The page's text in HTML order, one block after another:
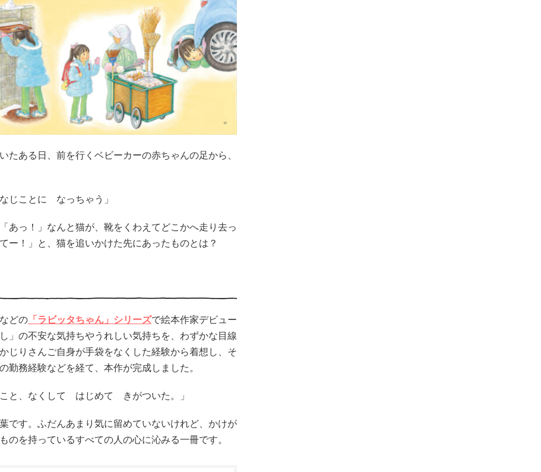
ある日、前を行くベビーカーの赤ちゃんの足から、
ことに なっちゃう」
っ！」なんと猫が、靴をくわえてどこかへ走り去っ
！」と、猫を追いかけた先にあったものとは？
どの 「ラビッタちゃん」シリーズで絵本作家デビュー
」の不安な気持ちやうれしい気持ちを、わずかな目線
じりさんご自身が手袋をなくした経験から着想し、そ
勤務経験などを経て、本作が完成しました。
、なくして はじめて きがついた。」
です。ふだんあまり気に留めていないけれど、かけが
のを持っているすべての人の心に沁みる一冊です。